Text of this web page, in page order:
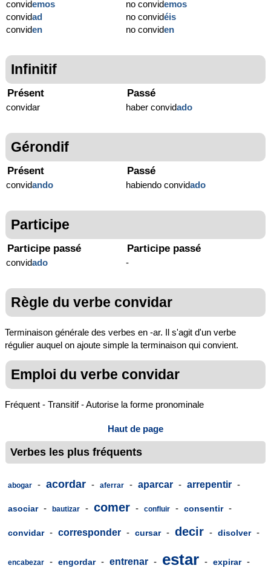
convidemos
convidad
conviden
no convidemos
no convidéis
no conviden
Infinitif
Présent
convidar
Passé
haber convidado
Gérondif
Présent
convidando
Passé
habiendo convidado
Participe
Participe passé
convidado
Participe passé
-
Règle du verbe convidar
Terminaison générale des verbes en -ar. Il s'agit d'un verbe
régulier auquel on ajoute simple la terminaison qui convient.
Emploi du verbe convidar
Fréquent - Transitif - Autorise la forme pronominale
Haut de page
Verbes les plus fréquents
abogar - acordar - aferrar - aparcar - arrepentir -
asociar - bautizar - comer - confluir - consentir -
convidar - corresponder - cursar - decir - disolver -
encabezar - engordar - entrenar - estar - expirar -